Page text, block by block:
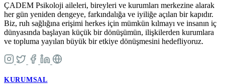
ÇADEM Psikoloji aileleri, bireyleri ve kurumları merkezine alarak
her gün yeniden dengeye, farkındalığa ve iyiliğe açılan bir kapıdır.
Biz, ruh sağlığına erişimi herkes için mümkün kılmayı ve insanın iç
dünyasında başlayan küçük bir dönüşümün, ilişkilerden kurumlara
ve topluma yayılan büyük bir etkiye dönüşmesini hedefliyoruz.
KURUMSAL